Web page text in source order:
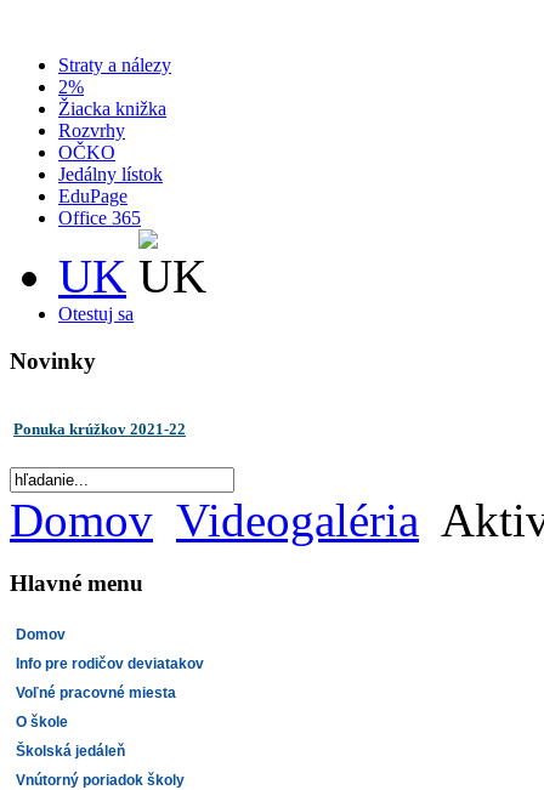
Straty a nálezy
2%
Žiacka knižka
Rozvrhy
OČKO
Jedálny lístok
EduPage
Office 365
UK
Otestuj sa
Novinky
Ponuka krúžkov 2021-22
Domov Videogaléria
Hlavné menu
Domov
Info pre rodičov deviatakov
Voľné pracovné miesta
O škole
Školská jedáleň
Vnútorný poriadok školy